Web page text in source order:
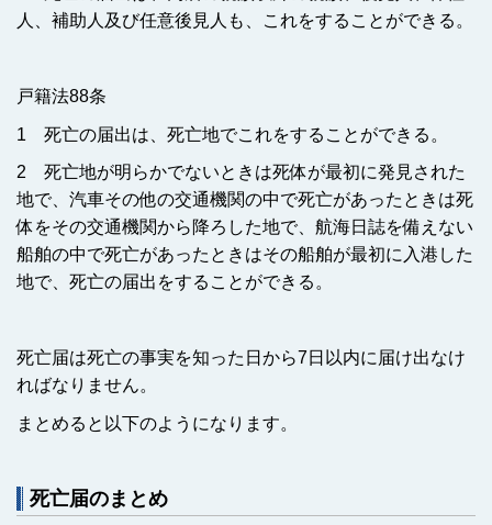
人、補助人及び任意後見人も、これをすることができる。
戸籍法88条
1 死亡の届出は、死亡地でこれをすることができる。
2 死亡地が明らかでないときは死体が最初に発見された
地で、汽車その他の交通機関の中で死亡があったときは死
体をその交通機関から降ろした地で、航海日誌を備えない
船舶の中で死亡があったときはその船舶が最初に入港した
地で、死亡の届出をすることができる。
死亡届は死亡の事実を知った日から7日以内に届け出なけ
ればなりません。
まとめると以下のようになります。
死亡届のまとめ